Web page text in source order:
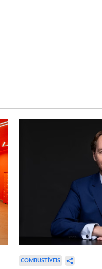
COMBUSTÍVEIS